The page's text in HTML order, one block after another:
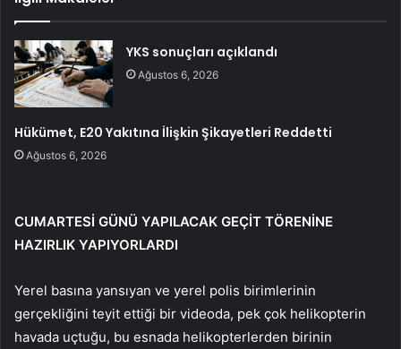
YKS sonuçları açıklandı
Ağustos 6, 2026
Hükümet, E20 Yakıtına İlişkin Şikayetleri Reddetti
Ağustos 6, 2026
CUMARTESİ GÜNÜ YAPILACAK GEÇİT TÖRENİNE
HAZIRLIK YAPIYORLARDI
Yerel basına yansıyan ve yerel polis birimlerinin
gerçekliğini teyit ettiği bir videoda, pek çok helikopterin
havada uçtuğu, bu esnada helikopterlerden birinin